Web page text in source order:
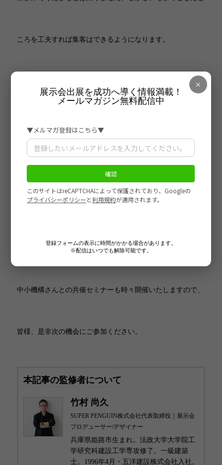
ころを工夫すれば集客はできるようになります。
そんな「ちょっとしたところ」を多くの出展者が知ること
きる、と思うのです。
開催しています。
中小機構さんとの共催セミナーも時々開催いたしますので、
皆様、是非次の機会にご参加ください。
本記事の監修者について
竹村 尚久
SUPER PENGUIN株式会社代表取締役｜展示会
プロデューサー/デザイナー
兵庫県姫路市生まれ。法政大学大学院工
学研究科建設工学専攻修了。一級建築
士。1996年4月・五洋建設株式会社入社。
×
展示会出展を成功へ導く情報満載！
メールマガジン無料配信中
登録フォームの表示に時間がかかる場合があります。
※配信はいつでも解除可能です。